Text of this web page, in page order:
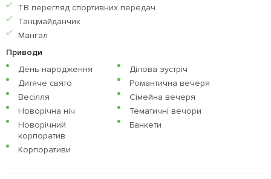
ТВ перегляд спортивних передач
Танцмайданчик
Мангал
Приводи
День народження
Ділова зустріч
Дитяче свято
Романтична вечеря
Весілля
Сімейна вечеря
Новорічна ніч
Тематичні вечори
Новорічний
корпоратив
Банкети
Корпоративи